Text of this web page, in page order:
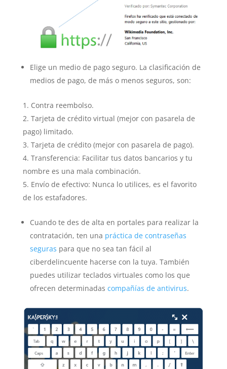
Elige un medio de pago seguro. La clasificación de
medios de pago, de más o menos seguros, son:
Contra reembolso.
Tarjeta de crédito virtual (mejor con pasarela de
pago) limitado.
Tarjeta de crédito (mejor con pasarela de pago).
Transferencia: Facilitar tus datos bancarios y tu
nombre es una mala combinación.
Envío de efectivo: Nunca lo utilices, es el favorito
de los estafadores.
Cuando te des de alta en portales para realizar la
contratación, ten una práctica de contraseñas
seguras para que no sea tan fácil al
ciberdelincuente hacerse con la tuya. También
puedes utilizar teclados virtuales como los que
ofrecen determinadas compañías de antivirus.